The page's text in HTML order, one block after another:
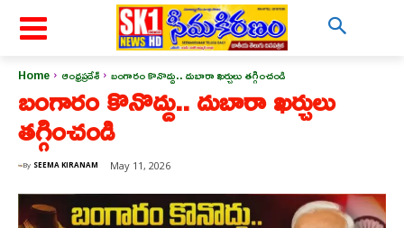
Home ఆంధ్రప్రదేశ్ బంగారం కొనొద్దు.. దుబారా ఖర్చులు తగ్గించండి
బంగారం కొనొద్దు.. దుబారా ఖర్చులు
తగ్గించండి
By SEEMA KIRANAM May 11, 2026